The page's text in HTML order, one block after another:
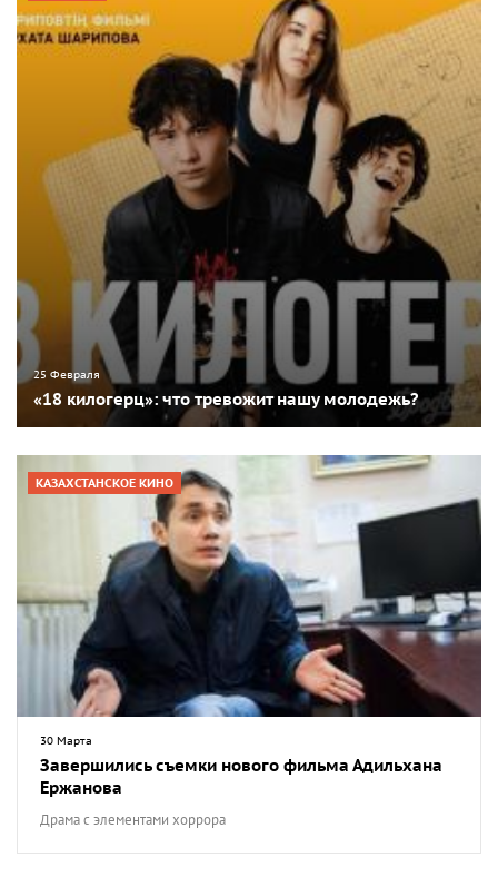
25 Февраля
«18 килогерц»: что тревожит нашу молодежь?
КАЗАХСТАНСКОЕ КИНО
30 Марта
Завершились съемки нового фильма Адильхана
Ержанова
Драма с элементами хоррора